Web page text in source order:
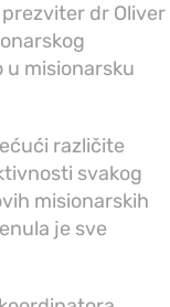
dr Oliver
u misionarsku
različite
svakog
misionarskih
je sve